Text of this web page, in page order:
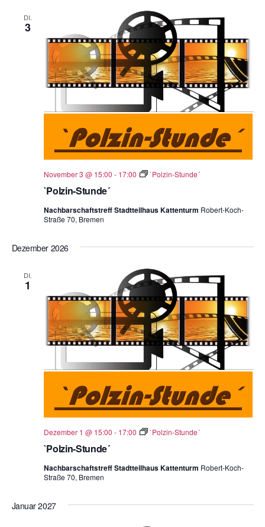
DI.
3
`Polzin-Stunde´
November 3 @ 15:00 - 17:00 `Polzin-Stunde´
Nachbarschaftstreff Stadtteilhaus Kattenturm Robert-Koch-
Straße 70, Bremen
Dezember 2026
DI.
1
`Polzin-Stunde´
Dezember 1 @ 15:00 - 17:00 `Polzin-Stunde´
Nachbarschaftstreff Stadtteilhaus Kattenturm Robert-Koch-
Straße 70, Bremen
Januar 2027